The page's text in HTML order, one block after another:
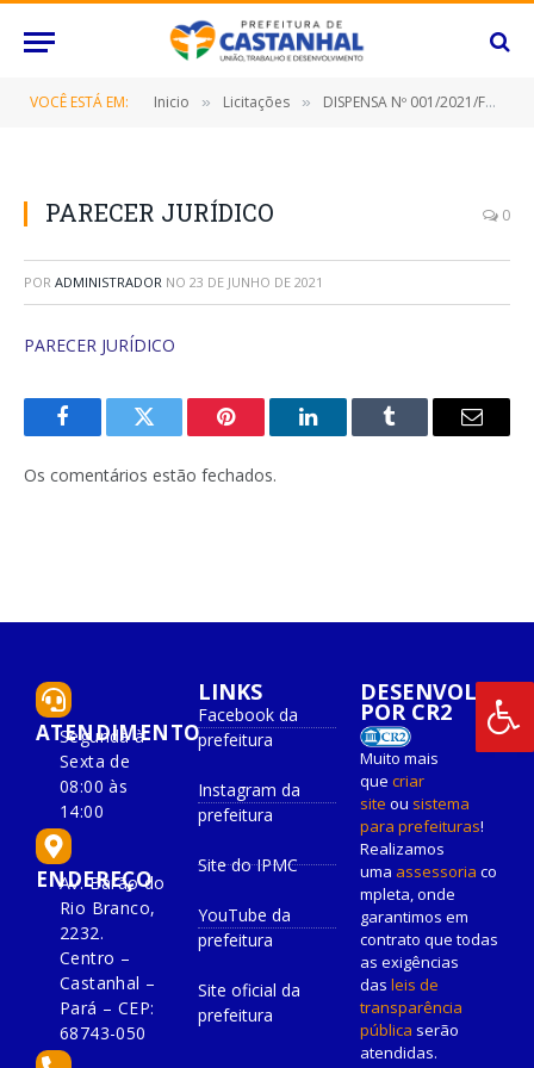
VOCÊ ESTÁ EM: Inicio » Licitações » DISPENSA Nº 001/2021/FMAS (CONTRATO DE LOCAÇÃO DE IMÓVEIS)
PARECER JURÍDICO 0
POR ADMINISTRADOR NO 23 DE JUNHO DE 2021
PARECER JURÍDICO
FacebookTwitter Pinterest O
Tumblr
E-
Os comentários estão fechados.
ATENDIMENTO
Segunda à
Sexta de
08:00 às
14:00
ENDEREÇO
Av. Barão do
Rio Branco,
2232.
Centro –
Castanhal –
Pará – CEP:
68743-050
LINKS
Facebook da
prefeitura
Instagram da
prefeitura
Site do IPMC
YouTube da
prefeitura
Site oficial da
prefeitura
DESENVOLVIDO
POR CR2
Muito mais
que criar
site ou sistema
para prefeituras!
Realizamos
uma assessoria co
mpleta, onde
garantimos em
contrato que todas
as exigências
das leis de
transparência
pública serão
atendidas.